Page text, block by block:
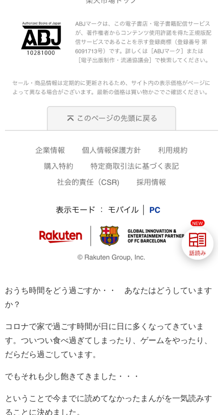
おうち時間をどう過ごすか・・ あなたはどうしています
か？
コロナで家で過ごす時間が日に日に多くなってきていま
す。ついつい食べ過ぎてしまったり、ゲームをやったり、
だらだら過ごしています。
でもそれも少し飽きてきました・・・
ということで今までに読めてなかったまんがを一気読みす
ることに決めました。